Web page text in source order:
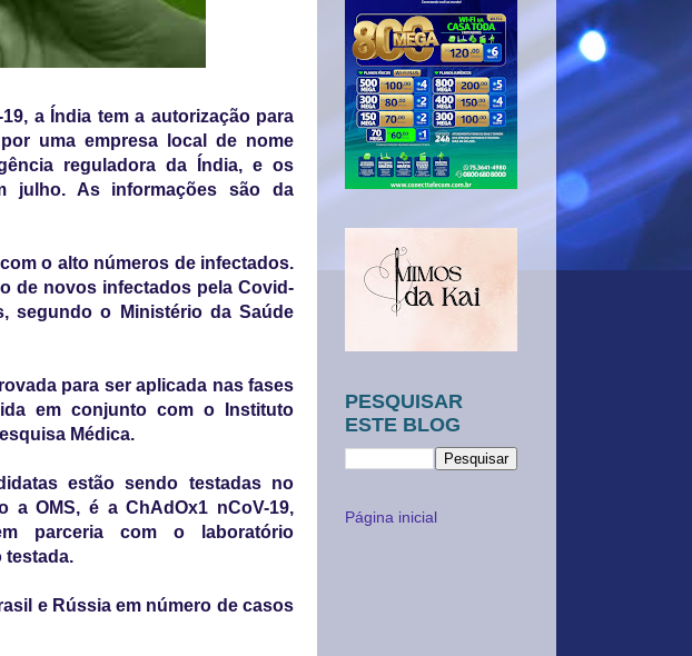
a Índia tem a autorização para
uma empresa local de nome
reguladora da Índia, e os
julho. As informações são da
o alto números de infectados.
de novos infectados pela Covid-
segundo o Ministério da Saúde
para ser aplicada nas fases
em conjunto com o Instituto
Médica.
estão sendo testadas no
a OMS, é a ChAdOx1 nCoV-19,
parceria com o laboratório
testada.
e Rússia em número de casos
PESQUISAR
ESTE BLOG
Página inicial